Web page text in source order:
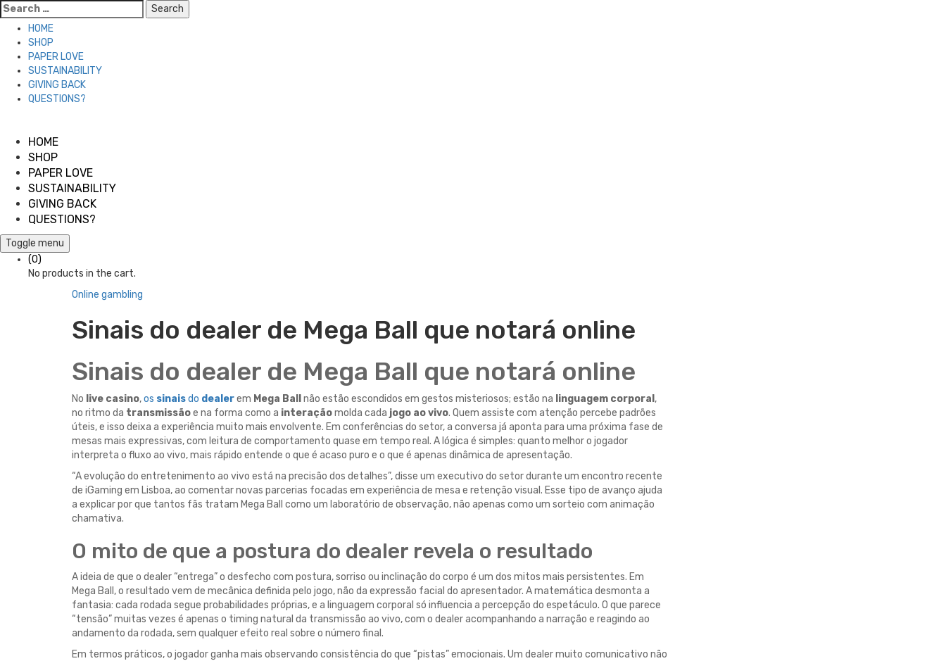
Search
for:
HOME
SHOP
PAPER LOVE
SUSTAINABILITY
GIVING BACK
QUESTIONS?
contentHOME
SHOP
PAPER LOVE
SUSTAINABILITY
GIVING BACK
QUESTIONS?
Toggle menu
Cart
(0)
No products in the cart.
Online gambling
Sinais do dealer de Mega Ball que notará online
Sinais do dealer de Mega Ball que notará online
No live casino,os sinaisdo dealerem Mega Ball não estão escondidos em gestos misteriosos; estão na linguagem corporal ,
no ritmo da transmissãoe na forma como a interaçãomolda cada jogo ao vivo. Quem assiste com atenção percebe padrões
úteis, e isso deixa a experiência muito mais envolvente. Em conferências do setor, a conversa já aponta para uma próxima fase de
mesas mais expressivas, com leitura de comportamento quase em tempo real. A lógica é simples: quanto melhor o jogador
interpreta o fluxo ao vivo, mais rápido entende o que é acaso puro e o que é apenas dinâmica de apresentação.
“A evolução do entretenimento ao vivo está na precisão dos detalhes”, disse um executivo do setor durante um encontro recente
de iGaming em Lisboa, ao comentar novas parcerias focadas em experiência de mesa e retenção visual. Esse tipo de avanço ajuda
a explicar por que tantos fãs tratam Mega Ball como um laboratório de observação, não apenas como um sorteio com animação
chamativa.
O mito de que a postura do dealer revela o resultado
A ideia de que o dealer “entrega” o desfecho com postura, sorriso ou inclinação do corpo é um dos mitos mais persistentes. Em
Mega Ball, o resultado vem de mecânica definida pelo jogo, não da expressão facial do apresentador. A matemática desmonta a
fantasia: cada rodada segue probabilidades próprias, e a linguagem corporal só influencia a percepção do espetáculo. O que parece
“tensão” muitas vezes é apenas o timing natural da transmissão ao vivo, com o dealer acompanhando a narração e reagindo ao
andamento da rodada, sem qualquer efeito real sobre o número final.
Em termos práticos, o jogador ganha mais observando consistência do que “pistas” emocionais. Um dealer muito comunicativo não